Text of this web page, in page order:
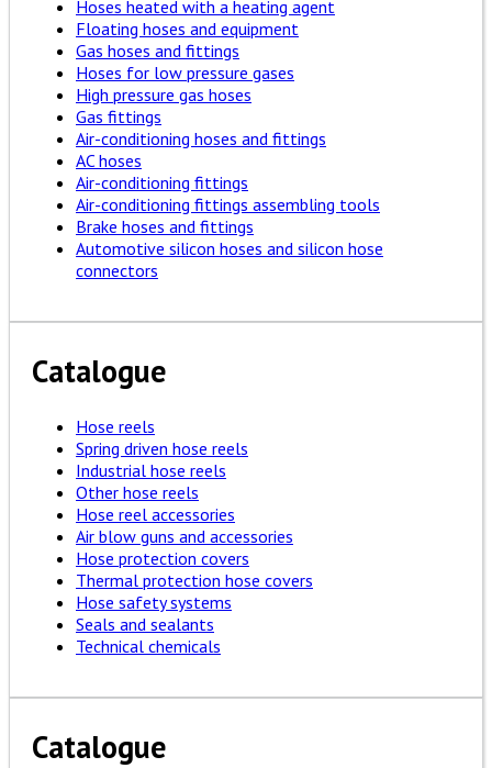
Hoses heated with a heating agent
Floating hoses and equipment
Gas hoses and fittings
Hoses for low pressure gases
High pressure gas hoses
Gas fittings
Air-conditioning hoses and fittings
AC hoses
Air-conditioning fittings
Air-conditioning fittings assembling tools
Brake hoses and fittings
Automotive silicon hoses and silicon hose
connectors
Catalogue
Hose reels
Spring driven hose reels
Industrial hose reels
Other hose reels
Hose reel accessories
Air blow guns and accessories
Hose protection covers
Thermal protection hose covers
Hose safety systems
Seals and sealants
Technical chemicals
Catalogue